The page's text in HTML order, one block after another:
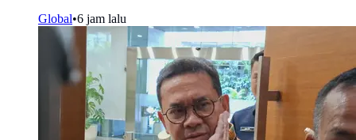
Global•6 jam lalu